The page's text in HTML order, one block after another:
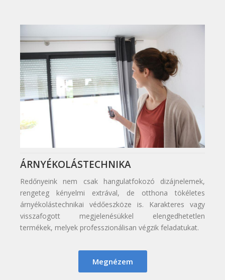
ÁRNYÉKOLÁSTECHNIKA
Redőnyeink nem csak hangulatfokozó dizájnelemek,
rengeteg kényelmi extrával, de otthona tökéletes
árnyékolástechnikai védőeszköze is. Karakteres vagy
visszafogott megjelenésükkel elengedhetetlen
termékek, melyek professzionálisan végzik feladatukat.
Megnézem